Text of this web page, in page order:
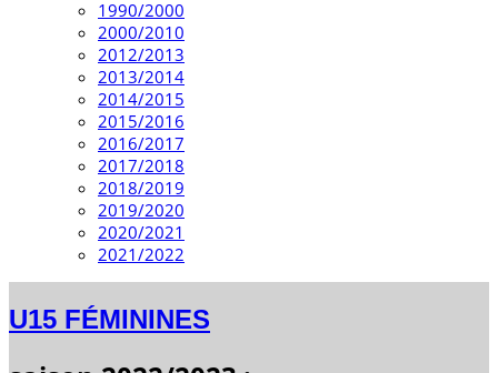
1990/2000
2000/2010
2012/2013
2013/2014
2014/2015
2015/2016
2016/2017
2017/2018
2018/2019
2019/2020
2020/2021
2021/2022
U15 FÉMININES